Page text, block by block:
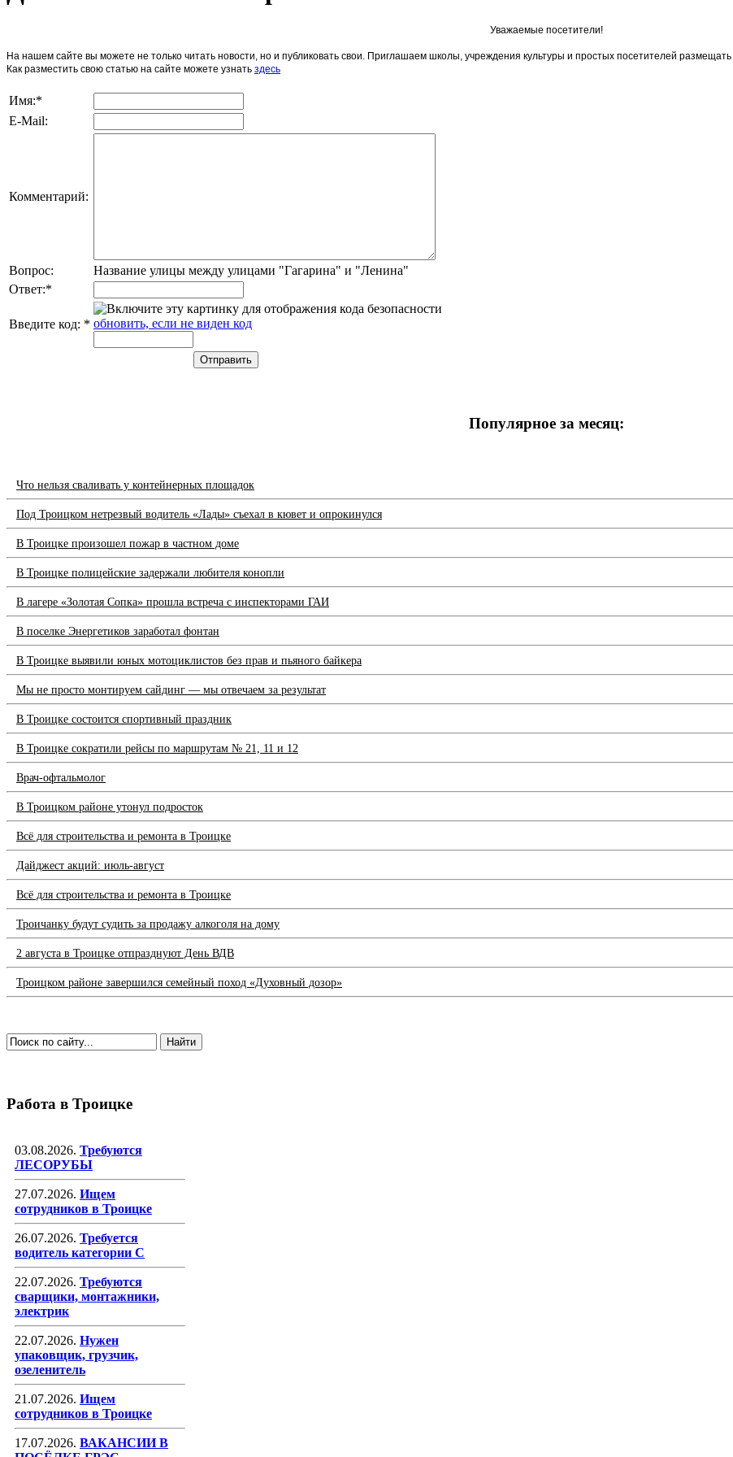
Уважаемые посетители!
На нашем сайте вы можете не только читать новости, но и публиковать свои. Приглашаем школы, учреждения культуры и простых посетителей
Как разместить свою статью на сайте можете узнать здесь
Имя:*
E-Mail:
Комментарий:
Вопрос:
Название улицы между улицами "Гагарина" и "Ленина"
Ответ:*
Введите код: * обновить, если не виден код
Популярное за месяц:
Что нельзя сваливать у контейнерных площадок
Под Троицком нетрезвый водитель «Лады» съехал в кювет и опрокинулся
В Троицке произошел пожар в частном доме
В Троицке полицейские задержали любителя конопли
В лагере «Золотая Сопка» прошла встреча с инспекторами ГАИ
В поселке Энергетиков заработал фонтан
В Троицке выявили юных мотоциклистов без прав и пьяного байкера
Мы не просто монтируем сайдинг — мы отвечаем за результат
В Троицке состоится спортивный праздник
В Троицке сократили рейсы по маршрутам № 21, 11 и 12
Врач-офтальмолог
В Троицком районе утонул подросток
Всё для строительства и ремонта в Троицке
Дайджест акций: июль-август
Всё для строительства и ремонта в Троицке
Троичанку будут судить за продажу алкоголя на дому
2 августа в Троицке отпразднуют День ВДВ
Троицком районе завершился семейный поход «Духовный дозор»
Работа в Троицке
03.08.2026. Требуются
ЛЕСОРУБЫ
27.07.2026. Ищем
сотрудников в Троицке
26.07.2026. Требуется
водитель категории С
22.07.2026. Требуются
сварщики, монтажники,
электрик
22.07.2026. Нужен
упаковщик, грузчик,
озеленитель
21.07.2026. Ищем
сотрудников в Троицке
17.07.2026. ВАКАНСИИ В